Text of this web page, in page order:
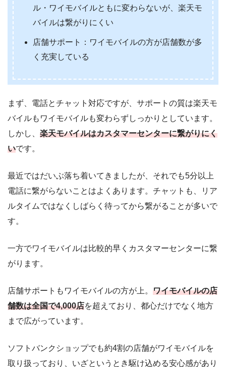
ル・ワイモバイルともに変わらないが、楽天モ
バイルは繋がりにくい
店舗サポート：ワイモバイルの方が店舗数が多
く充実している
まず、電話とチャット対応ですが、サポートの質は楽天モ
バイルもワイモバイルも変わらずしっかりとしています。
しかし、 楽天モバイルはカスタマーセンターに繋がりにく
いです。
最近ではだいぶ落ち着いてきましたが、それでも5分以上
電話に繋がらないことはよくあります。チャットも、リア
ルタイムではなくしばらく待ってから繋がることが多いで
す。
一方でワイモバイルは比較的早くカスタマーセンターに繋
がります。
店舗サポートもワイモバイルの方が上。 ワイモバイルの店
舗数は全国で4,000店を超えており、都心だけでなく地方
まで広がっています。
ソフトバンクショップでも約4割の店舗がワイモバイルを
取り扱っており、いざというとき駆け込める安心感があり